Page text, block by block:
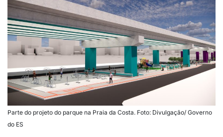
Parte do projeto do parque na Praia da Costa. Foto: Divulgação/ Governo
do ES